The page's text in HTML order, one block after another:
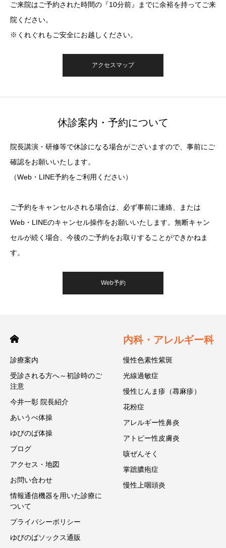
ご来院はご予約された時間の『10分前』までに余裕を持ってご来
院ください。
※くれぐれもご安全にお越しください。
アクセスマップ
休診案内・予約について
院長講演・研修等で休診になる場合がございますので、事前にご
確認をお願いいたします。
（Web・LINE予約をご利用ください）
ご予約をキャンセルされる場合は、必ず事前に連絡、または
Web・LINEのキャンセル操作をお願いいたします。無断キャン
セルが続く場合、今後のご予約をお取りすることができかねま
す。
Web予約
診療案内
受診される方へ～初診時のご
注意
今井一彰 院長紹介
あいうべ体操
ゆびのば体操
ブログ
アクセス・地図
お問い合わせ
情報通信機器を用いた診療に
ついて
プライバシーポリシー
ゆびのばソックス通販
内科・アレルギー科
慢性色素性紫斑
光線過敏症
慢性じんま疹（蕁麻疹）
花粉症
アレルギー性鼻炎
アトピー性皮膚炎
咳ぜんそく
掌蹠膿疱症
慢性上咽頭炎